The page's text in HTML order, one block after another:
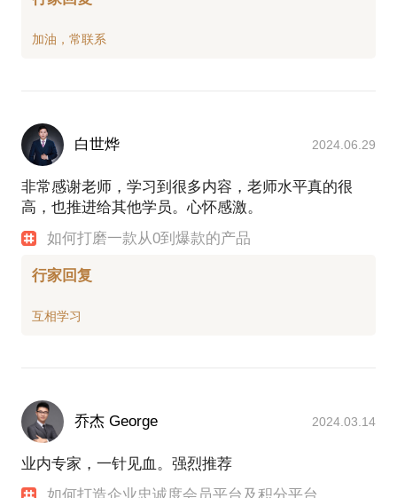
白世烨 2024.06.29
非常感谢老师，学习到很多内容，老师水平真的很
高，也推进给其他学员。心怀感激。
如何打磨一款从0到爆款的产品
行家回复
乔杰 George 2024.03.14
业内专家，一针见血。强烈推荐